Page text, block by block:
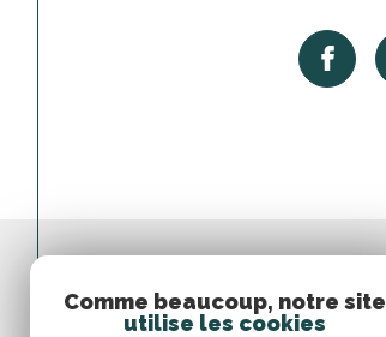
Comme beaucoup, notre site
utilise les cookies